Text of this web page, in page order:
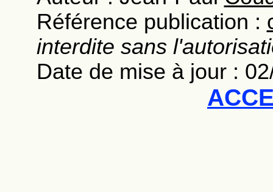
Référence publication :
interdite sans
Date de mise à jour :